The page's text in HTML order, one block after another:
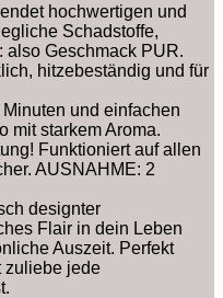
hochwertigen und
Schadstoffe,
also Geschmack PUR.
hitzebeständig und für
und einfachen
mit starkem Aroma.
Funktioniert auf allen
AUSNAHME: 2
designter
Flair in dein Leben
Auszeit. Perfekt
zuliebe jede